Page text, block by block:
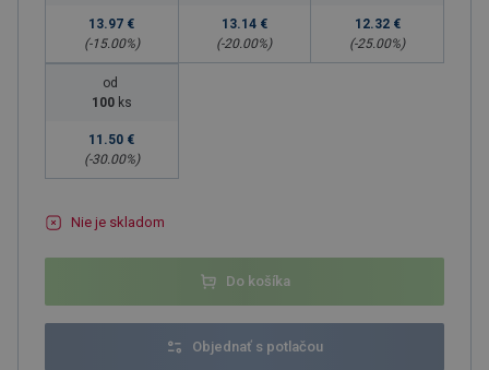
13.97 €
(-15.00%)
13.14 €
(-20.00%)
12.32 €
(-25.00%)
od
100 ks
11.50 €
(-30.00%)
Nie je skladom
Do košíka
Objednať s potlačou